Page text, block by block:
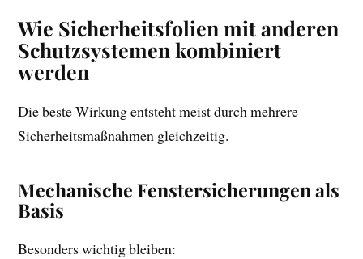
Wie Sicherheitsfolien mit anderen
Schutzsystemen kombiniert
werden
Die beste Wirkung entsteht meist durch mehrere
Sicherheitsmaßnahmen gleichzeitig.
Mechanische Fenstersicherungen als
Basis
Besonders wichtig bleiben: